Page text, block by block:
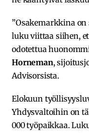
”Osakemarkkina
luku viittaa siihen,
odotettua
Horneman,
Advisorsista.
Elokuun
Yhdysvaltoihin on
000 työpaikkaa.